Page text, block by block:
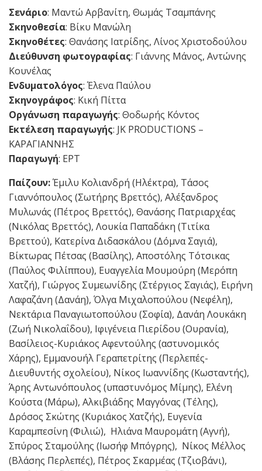
Σενάριο: Μαντώ Αρβανίτη, Θωμάς Τσαμπάνης
Σκηνοθεσία: Βίκυ Μανώλη
Σκηνοθέτες: Θανάσης Ιατρίδης, Λίνος Χριστοδούλου
Διεύθυνση φωτογραφίας: Γιάννης Μάνος, Αντώνης
Κουνέλας
Ενδυματολόγος: Έλενα Παύλου
Σκηνογράφος: Κική Πίττα
Οργάνωση παραγωγής: Θοδωρής Κόντος
Εκτέλεση παραγωγής: JK PRODUCTIONS –
ΚΑΡΑΓΙΑΝΝΗΣ
Παραγωγή: ΕΡΤ
Παίζουν:Έμιλυ Κολιανδρή (Ηλέκτρα), Τάσος
Γιαννόπουλος (Σωτήρης Βρεττός), Αλέξανδρος
Μυλωνάς (Πέτρος Βρεττός), Θανάσης Πατριαρχέας
(Νικόλας Βρεττός), Λουκία Παπαδάκη (Τιτίκα
Βρεττού), Κατερίνα Διδασκάλου (Δόμνα Σαγιά),
Βίκτωρας Πέτσας (Βασίλης), Αποστόλης Τότσικας
(Παύλος Φιλίππου), Ευαγγελία Μουμούρη (Μερόπη
Χατζή), Γιώργος Συμεωνίδης (Στέργιος Σαγιάς), Ειρήνη
Λαφαζάνη (Δανάη), Όλγα Μιχαλοπούλου (Νεφέλη),
Νεκτάρια Παναγιωτοπούλου (Σοφία), Δανάη Λουκάκη
(Ζωή Νικολαΐδου), Ιφιγένεια Πιερίδου (Ουρανία),
Βασίλειος-Κυριάκος Αφεντούλης (αστυνομικός
Χάρης), Εμμανουήλ Γεραπετρίτης (Περλεπές-
Διευθυντής σχολείου), Νίκος Ιωαννίδης (Κωσταντής),
Άρης Αντωνόπουλος (υπαστυνόμος Μίμης), Ελένη
Κούστα (Μάρω), Αλκιβιάδης Μαγγόνας (Τέλης),
Δρόσος Σκώτης (Κυριάκος Χατζής), Ευγενία
Καραμπεσίνη (Φιλιώ), Ηλιάνα Μαυρομάτη (Αγνή),
Σπύρος Σταμούλης (Ιωσήφ Μπόγρης), Νίκος Μέλλος
(Βλάσης Περλεπές), Πέτρος Σκαρμέας (Τζιοβάνι),